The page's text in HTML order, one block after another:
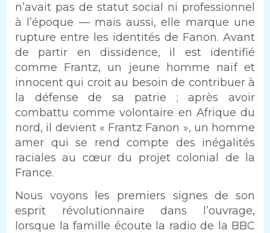
n’avait pas de statut social ni professionnel
à l’époque — mais aussi, elle marque une
rupture entre les identités de Fanon. Avant
de partir en dissidence, il est identifié
comme Frantz, un jeune homme naïf et
innocent qui croit au besoin de contribuer à
la défense de sa patrie ; après avoir
combattu comme volontaire en Afrique du
nord, il devient « Frantz Fanon », un homme
amer qui se rend compte des inégalités
raciales au cœur du projet colonial de la
France.
Nous voyons les premiers signes de son
esprit révolutionnaire dans l’ouvrage,
lorsque la famille écoute la radio de la BBC